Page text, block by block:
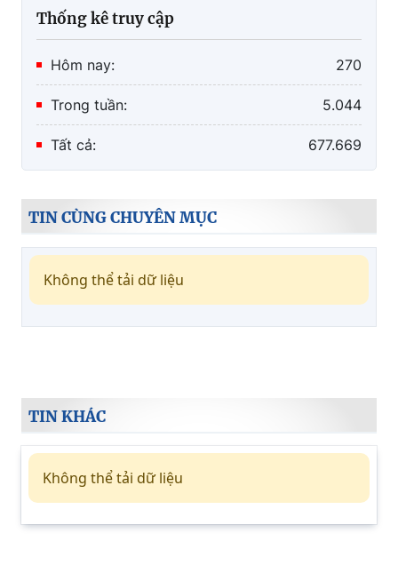
Thống kê truy cập
Hôm nay: 270
Trong tuần: 5.044
Tất cả: 677.669
TIN CÙNG CHUYÊN MỤC
Không thể tải dữ liệu
TIN KHÁC
Không thể tải dữ liệu